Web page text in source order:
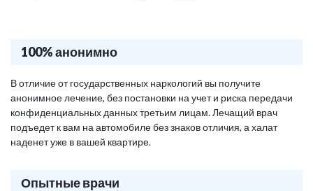
100% анонимно
В отличие от государственных наркологий вы получите
анонимное лечение, без постановки на учет и риска передачи
конфиденциальных данных третьим лицам. Лечащий врач
подъедет к вам на автомобиле без знаков отличия, а халат
наденет уже в вашей квартире.
Опытные врачи